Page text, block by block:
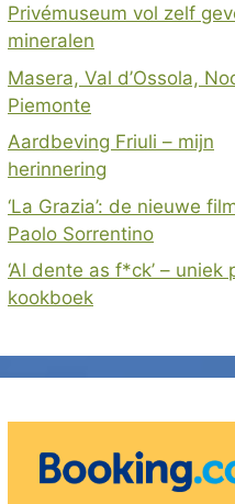
Privémuseum vol zelf
mineralen
Masera, Val d’Ossola,
Piemonte
Aardbeving Friuli – mijn
herinnering
‘La Grazia’: de nieuwe
Paolo Sorrentino
‘Al dente as f*ck’ – uniek
kookboek